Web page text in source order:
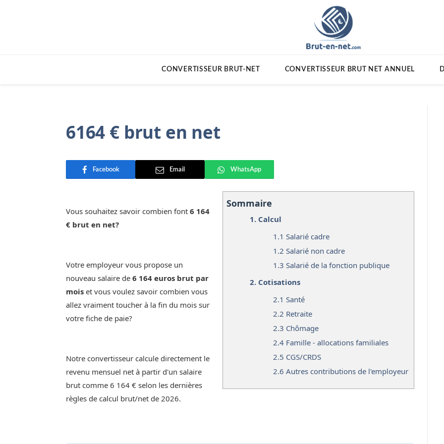
CONVERTISSEUR BRUT-NET CONVERTISSEUR BRUT NET ANNUEL
6164 € brut en net
Facebook Email WhatsApp
Sommaire
1. Calcul
1.1 Salarié cadre
1.2 Salarié non cadre
1.3 Salarié de la fonction publique
2. Cotisations
2.1 Santé
2.2 Retraite
2.3 Chômage
2.4 Famille - allocations familiales
2.5 CGS/CRDS
2.6 Autres contributions de l'employeur
Vous souhaitez savoir combien font 6 164
€ brut en net?
Votre employeur vous propose un
nouveau salaire de 6 164 euros brut par
mois et vous voulez savoir combien vous
allez vraiment toucher à la fin du mois sur
votre fiche de paie?
Notre convertisseur calcule directement le
revenu mensuel net à partir d'un salaire
brut comme 6 164 € selon les dernières
règles de calcul brut/net de 2026.